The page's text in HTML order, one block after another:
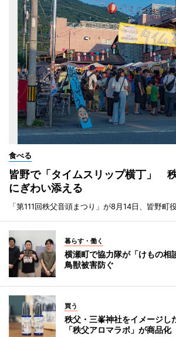
食べる
皆野で「タイムスリップ横丁」
にぎわい添える
「第111回秩父音頭まつり」が8月14日、皆野町
暮らす・働く
横瀬町で協力隊が「けもの
鳥獣被害防ぐ
買う
秩父・三峯神社をイメージ
「秩父アロマラボ」が商品化